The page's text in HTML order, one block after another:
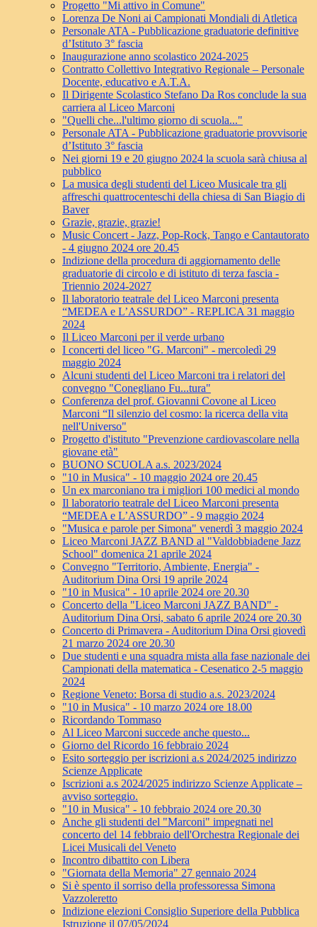
Progetto "Mi attivo in Comune"
Lorenza De Noni ai Campionati Mondiali di Atletica
Personale ATA - Pubblicazione graduatorie definitive
d’Istituto 3° fascia
Inaugurazione anno scolastico 2024-2025
Contratto Collettivo Integrativo Regionale – Personale
Docente, educativo e A.T.A.
Il Dirigente Scolastico Stefano Da Ros conclude la sua
carriera al Liceo Marconi
"Quelli che...l'ultimo giorno di scuola..."
Personale ATA - Pubblicazione graduatorie provvisorie
d’Istituto 3° fascia
Nei giorni 19 e 20 giugno 2024 la scuola sarà chiusa al
pubblico
La musica degli studenti del Liceo Musicale tra gli
affreschi quattrocenteschi della chiesa di San Biagio di
Baver
Grazie, grazie, grazie!
Music Concert - Jazz, Pop-Rock, Tango e Cantautorato
- 4 giugno 2024 ore 20.45
Indizione della procedura di aggiornamento delle
graduatorie di circolo e di istituto di terza fascia -
Triennio 2024-2027
Il laboratorio teatrale del Liceo Marconi presenta
“MEDEA e L’ASSURDO” - REPLICA 31 maggio
2024
Il Liceo Marconi per il verde urbano
I concerti del liceo "G. Marconi" - mercoledì 29
maggio 2024
Alcuni studenti del Liceo Marconi tra i relatori del
convegno "Conegliano Fu...tura"
Conferenza del prof. Giovanni Covone al Liceo
Marconi “Il silenzio del cosmo: la ricerca della vita
nell'Universo"
Progetto d'istituto "Prevenzione cardiovascolare nella
giovane età"
BUONO SCUOLA a.s. 2023/2024
"10 in Musica" - 10 maggio 2024 ore 20.45
Un ex marconiano tra i migliori 100 medici al mondo
Il laboratorio teatrale del Liceo Marconi presenta
“MEDEA e L’ASSURDO” - 9 maggio 2024
"Musica e parole per Simona" venerdì 3 maggio 2024
Liceo Marconi JAZZ BAND al "Valdobbiadene Jazz
School" domenica 21 aprile 2024
Convegno "Territorio, Ambiente, Energia" -
Auditorium Dina Orsi 19 aprile 2024
"10 in Musica" - 10 aprile 2024 ore 20.30
Concerto della "Liceo Marconi JAZZ BAND" -
Auditorium Dina Orsi, sabato 6 aprile 2024 ore 20.30
Concerto di Primavera - Auditorium Dina Orsi giovedì
21 marzo 2024 ore 20.30
Due studenti e una squadra mista alla fase nazionale dei
Campionati della matematica - Cesenatico 2-5 maggio
2024
Regione Veneto: Borsa di studio a.s. 2023/2024
"10 in Musica" - 10 marzo 2024 ore 18.00
Ricordando Tommaso
Al Liceo Marconi succede anche questo...
Giorno del Ricordo 16 febbraio 2024
Esito sorteggio per iscrizioni a.s 2024/2025 indirizzo
Scienze Applicate
Iscrizioni a.s 2024/2025 indirizzo Scienze Applicate –
avviso sorteggio.
"10 in Musica" - 10 febbraio 2024 ore 20.30
Anche gli studenti del "Marconi" impegnati nel
concerto del 14 febbraio dell'Orchestra Regionale dei
Licei Musicali del Veneto
Incontro dibattito con Libera
"Giornata della Memoria" 27 gennaio 2024
Si è spento il sorriso della professoressa Simona
Vazzoleretto
Indizione elezioni Consiglio Superiore della Pubblica
Istruzione il 07/05/2024